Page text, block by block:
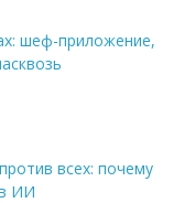
шеф-приложение,
всех: почему
ИИ